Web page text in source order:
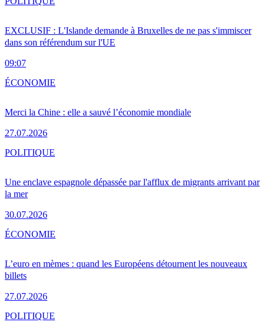
EXCLUSIF : L'Islande demande à Bruxelles de ne pas s'immiscer
dans son référendum sur l'UE
09:07
Merci la Chine : elle a sauvé l’économie mondiale
27.07.2026
ÉCONOMIE
Une enclave espagnole dépassée par l'afflux de migrants arrivant par
la mer
30.07.2026
POLITIQUE
L’euro en mèmes : quand les Européens détournent les nouveaux
billets
27.07.2026
ÉCONOMIE
POLITIQUE